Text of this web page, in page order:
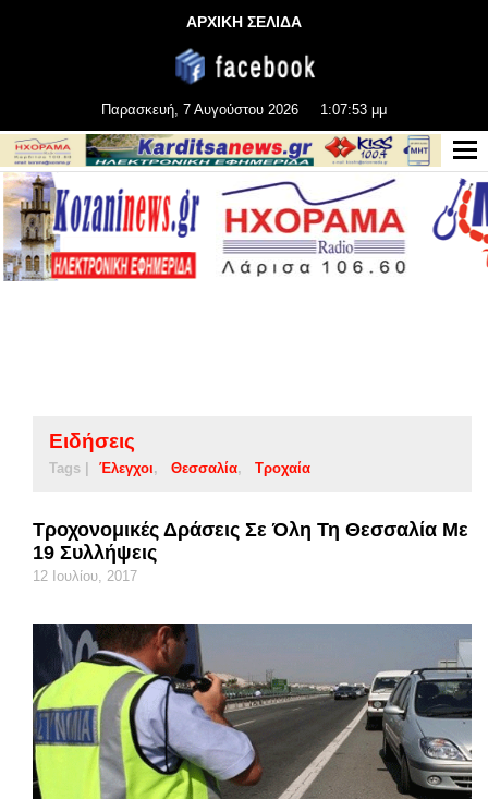
ΑΡΧΙΚΗ ΣΕΛΙΔΑ
Παρασκευή, 7 Αυγούστου 2026 1:07:54 μμ
Ειδήσεις
Tags | Έλεγχοι Θεσσαλία Τροχαία
Τροχονομικές Δράσεις Σε Όλη Τη Θεσσαλία Με
19 Συλλήψεις
12 Ιουλίου, 2017